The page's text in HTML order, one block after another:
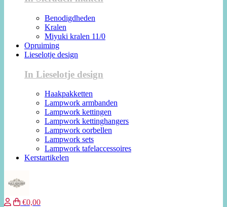
Benodigdheden
Kralen
Miyuki kralen 11/0
Opruiming
Lieselotje design
In Lieselotje design
Haakpakketten
Lampwork armbanden
Lampwork kettingen
Lampwork kettinghangers
Lampwork oorbellen
Lampwork sets
Lampwork tafelaccessoires
Kerstartikelen
€0,00